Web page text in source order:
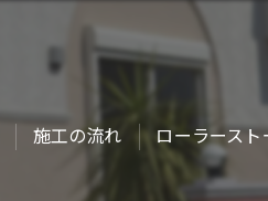
施工の流れ ローラースト